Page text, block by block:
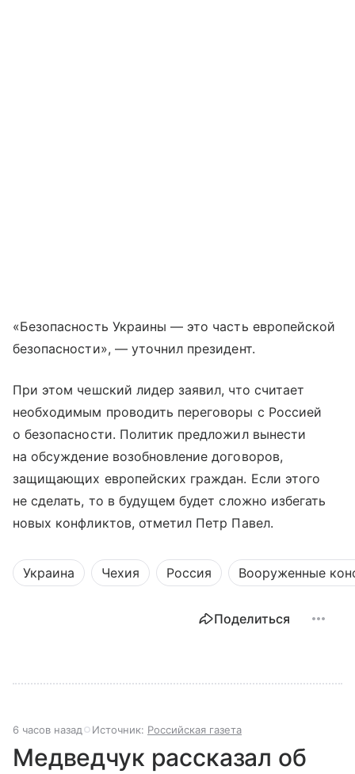
«Безопасность Украины — это часть европейской
безопасности», — уточнил президент.
При этом чешский лидер заявил, что считает
необходимым проводить переговоры с Россией
о безопасности. Политик предложил вынести
на обсуждение возобновление договоров,
защищающих европейских граждан. Если этого
не сделать, то в будущем будет сложно избегать
новых конфликтов, отметил Петр Павел.
Украина Чехия Россия Вооруженные
Поделиться
6 часов назад Источник: Российская газета
Медведчук рассказал об